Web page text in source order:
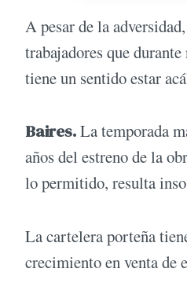
A pesar de la
trabajadores que
tiene un sentido estar
Baires.La temporada
años del estreno de la
lo permitido, resulta
La cartelera porteña
crecimiento en venta de